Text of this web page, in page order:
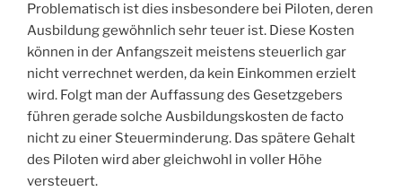
Problematisch ist dies insbesondere bei Piloten, deren
Ausbildung gewöhnlich sehr teuer ist. Diese Kosten
können in der Anfangszeit meistens steuerlich gar
nicht verrechnet werden, da kein Einkommen erzielt
wird. Folgt man der Auffassung des Gesetzgebers
führen gerade solche Ausbildungskosten de facto
nicht zu einer Steuerminderung. Das spätere Gehalt
des Piloten wird aber gleichwohl in voller Höhe
versteuert.